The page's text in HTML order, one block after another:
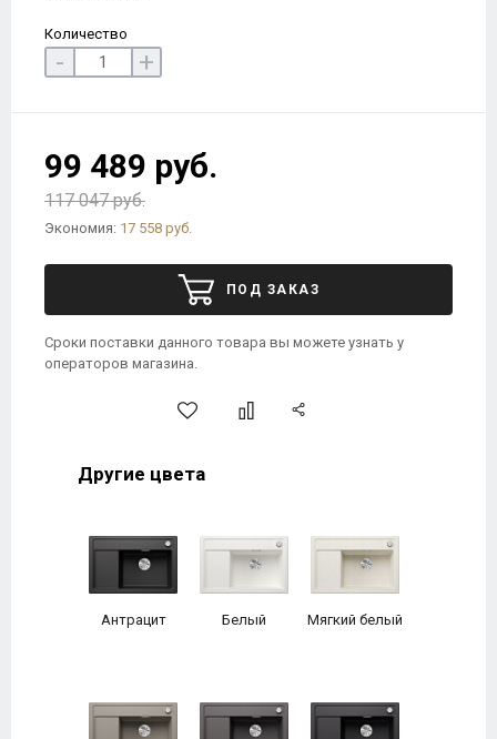
Количество
- +
99 489 руб.
117 047 руб.
Экономия: 17 558 руб.
ПОД ЗАКАЗ
Сроки поставки данного товара вы можете узнать у
операторов магазина.
Другие цвета
Антрацит Белый Мягкий белый